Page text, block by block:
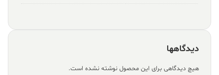
دیدگاهها
هیچ دیدگاهی برای این محصول نوشته نشده است.